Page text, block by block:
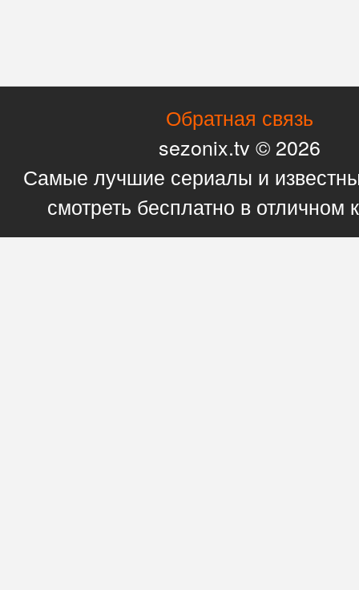
Обратная связь
sezonix.tv © 2026
Самые лучшие сериалы и
смотреть бесплатно в отличном